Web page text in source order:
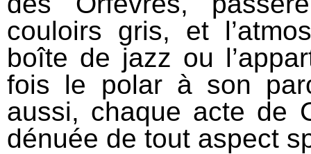
couloirs gris, et
boîte de jazz ou
fois le polar à son
aussi, chaque acte de
dénuée de tout aspect